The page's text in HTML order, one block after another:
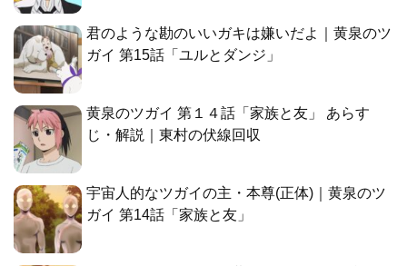
君のような勘のいいガキは嫌いだよ｜黄泉のツ
ガイ 第15話「ユルとダンジ」
黄泉のツガイ 第１４話「家族と友」 あらす
じ・解説｜東村の伏線回収
宇宙人的なツガイの主・本尊(正体)｜黄泉のツ
ガイ 第14話「家族と友」